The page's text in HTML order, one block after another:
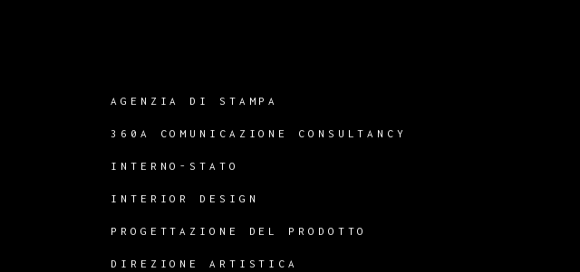
AGENZIA DI STAMPA
360A COMUNICAZIONE CONSULTANCY
INTERNO-STATO
INTERIOR DESIGN
PROGETTAZIONE DEL PRODOTTO
DIREZIONE ARTISTICA